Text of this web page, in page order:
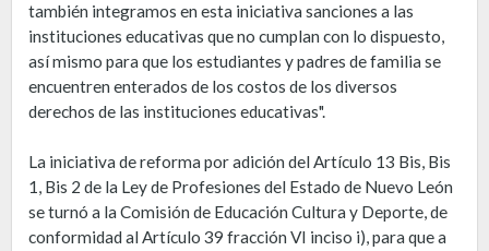
también integramos en esta iniciativa sanciones a las
instituciones educativas que no cumplan con lo dispuesto,
así mismo para que los estudiantes y padres de familia se
encuentren enterados de los costos de los diversos
derechos de las instituciones educativas".
La iniciativa de reforma por adición del Artículo 13 Bis, Bis
1, Bis 2 de la Ley de Profesiones del Estado de Nuevo León
se turnó a la Comisión de Educación Cultura y Deporte, de
conformidad al Artículo 39 fracción VI inciso i), para que a